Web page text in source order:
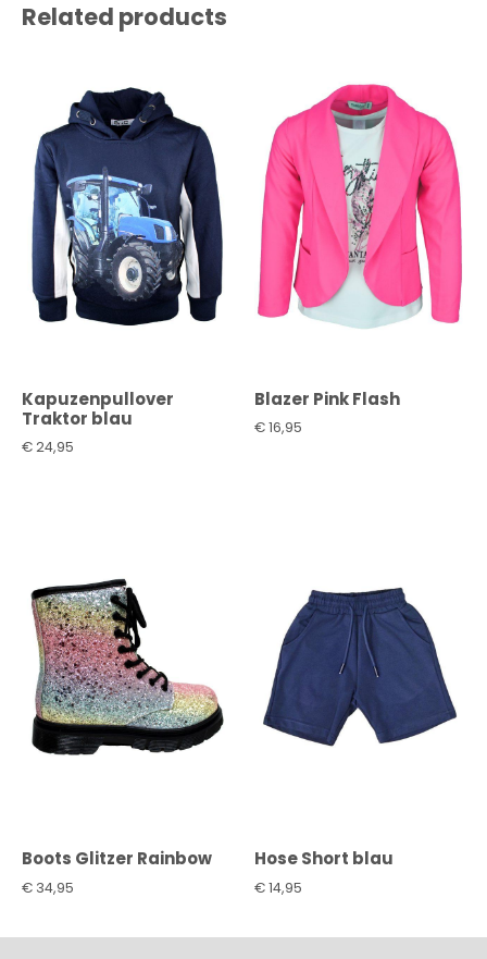
Related products
Kapuzenpullover
Traktor blau
€24,95
Blazer Pink Flash
€16,95
Boots Glitzer Rainbow
€ 34,95
Hose Short blau
€14,95